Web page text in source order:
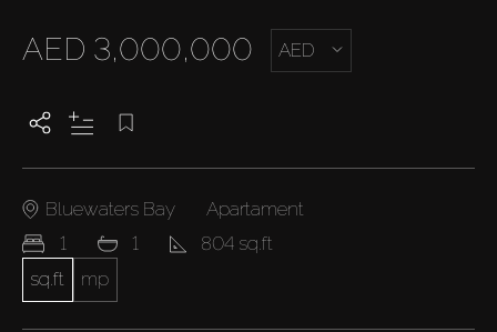
AED 3,000,000 AED
Bluewaters Bay
Apartament
1
1
804 sq.ft
sq.ft
mp